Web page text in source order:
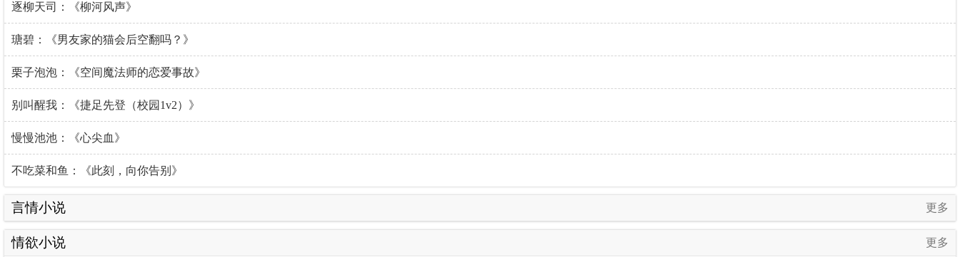
逐柳天司：《柳河风声》
瑭碧：《男友家的猫会后空翻吗？》
栗子泡泡：《空间魔法师的恋爱事故》
别叫醒我：《捷足先登（校园1v2）》
慢慢池池：《心尖血》
不吃菜和鱼：《此刻，向你告别》
言情小说 更多
情欲小说 更多